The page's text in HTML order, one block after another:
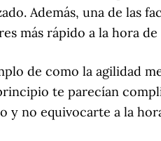
Además, una de las
más rápido a la hora
de como la agilidad
te parecían
y no equivocarte a la